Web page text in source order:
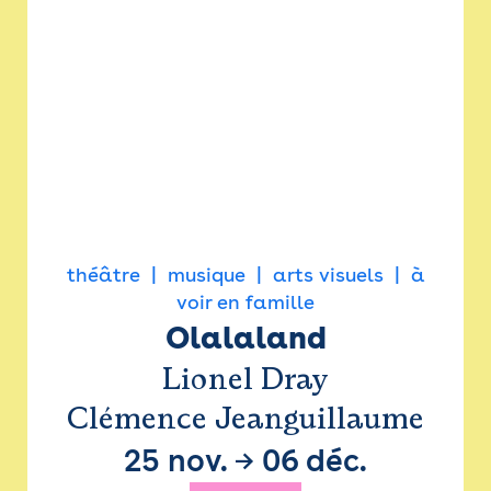
théâtre musique arts visuels
à
voir en famille
Olalaland
Lionel Dray
Clémence Jeanguillaume
25 nov. → 06 déc.